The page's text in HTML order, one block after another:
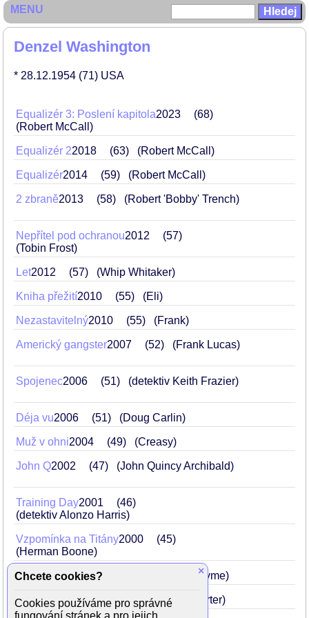
Denzel Washington
* 28.12.1954 (71) USA
Equalizér 3: Poslení kapitola2023
68
(Robert McCall)
Equalizér 22018 63 (Robert McCall)
Equalizér2014 59 (Robert McCall)
2 zbraně2013 58 (Robert 'Bobby' Trench)
Nepřítel pod ochranou2012
57
(Tobin Frost)
Let2012 57 (Whip Whitaker)
Kniha přežití2010 55 (Eli)
Nezastavitelný2010 55 (Frank)
Americký gangster2007 52 (Frank Lucas)
Spojenec2006 51 (detektiv Keith Frazier)
Déja vu2006 51 (Doug Carlin)
Muž v ohni2004 49 (Creasy)
John Q2002 47 (John Quincy Archibald)
Training Day2001
46
(detektiv Alonzo Harris)
Vzpomínka na Titány2000
45
(Herman Boone)
Sběratel kostí1999 (Lincoln Rhyme)
Hurikán v ringu1999 44 (Rubin Carter)
MENU
×
Chcete cookies?
Cookies používáme pro správné
fungování stránek a pro jejich